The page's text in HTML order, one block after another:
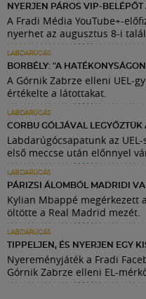
NYERJEN PÁROS VIP-
A Fradi Média YouTube+-
nyerhet az augusztus 8-i
LABDARÚGÁS
BORBÉLY: "A
A Górnik Zabrze elleni UEL-
értékelte a látottakat.
LABDARÚGÁS
CORBU GÓLJÁVAL
Labdarúgócsapatunk az
első meccse után előnnyel
LABDARÚGÁS
PÁRIZSI ÁLOMBÓL MADRIDI
Kylian Mbappé megérkezett
öltötte a Real Madrid mezét.
LABDARÚGÁS
TIPPELJEN, ÉS NYERJEN EGY
Nyereményjáték a Fradi
Górnik Zabrze elleni EL-